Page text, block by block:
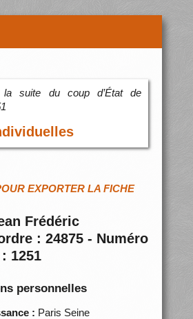
la suite du coup d’État de
EXPORTER LA FICHE
Frédéric
: 24875 - Numéro
1251
personnelles
: Paris Seine